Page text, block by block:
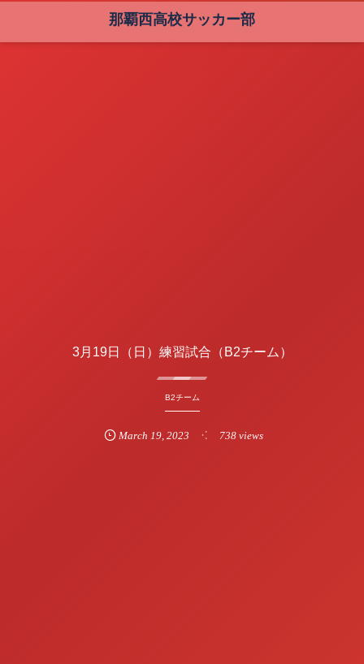
那覇西高校サッカー部
3月19日（日）練習試合（B2チーム）
B2チーム
March 19, 2023 738 views